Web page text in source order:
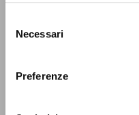
delNecessari
Preferenze
ÚLTIMA ACTUALIZACIÓN